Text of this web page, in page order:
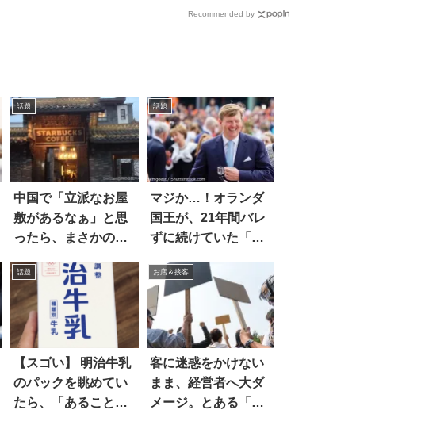
Recommended by
話題
中国で「立派なお屋
敷があるなぁ」と思
ったら、まさかのス
も… 5枚
話題
マジか…！オランダ
国王が、21年間バレ
ずに続けていた「副
話題
【スゴい】 明治牛乳
のパックを眺めてい
たら、「あること」
お店＆接客
客に迷惑をかけない
まま、経営者へ大ダ
メージ。とある「ス